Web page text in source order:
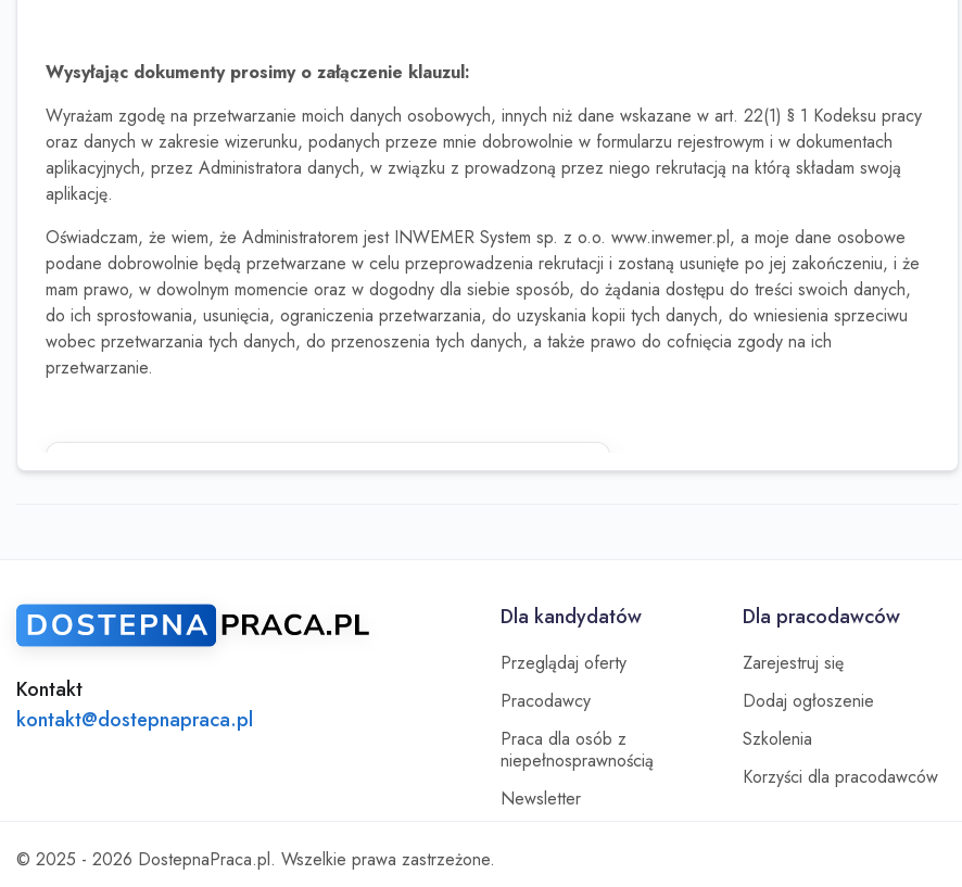
Wysyłając dokumenty prosimy o załączenie klauzul:
Wyrażam zgodę na przetwarzanie moich danych osobowych, innych niż dane wskazane w art. 22(1) § 1 Kodeksu pracy
oraz danych w zakresie wizerunku, podanych przeze mnie dobrowolnie w formularzu rejestrowym i w dokumentach
aplikacyjnych, przez Administratora danych, w związku z prowadzoną przez niego rekrutacją na którą składam swoją
aplikację.
Oświadczam, że wiem, że Administratorem jest INWEMER System sp. z o.o. www.inwemer.pl, a moje dane osobowe
podane dobrowolnie będą przetwarzane w celu przeprowadzenia rekrutacji i zostaną usunięte po jej zakończeniu, i że
mam prawo, w dowolnym momencie oraz w dogodny dla siebie sposób, do żądania dostępu do treści swoich danych,
do ich sprostowania, usunięcia, ograniczenia przetwarzania, do uzyskania kopii tych danych, do wniesienia sprzeciwu
wobec przetwarzania tych danych, do przenoszenia tych danych, a także prawo do cofnięcia zgody na ich
przetwarzanie.
Ta oferta wygasła
Kontakt
kontakt@dostepnapraca.pl
Dla kandydatów
Przeglądaj oferty
Pracodawcy
Praca dla osób z
niepełnosprawnością
Newsletter
Dla pracodawców
Zarejestruj się
Dodaj ogłoszenie
Szkolenia
Korzyści dla pracodawców
© 2025 - 2026 DostepnaPraca.pl. Wszelkie prawa zastrzeżone.